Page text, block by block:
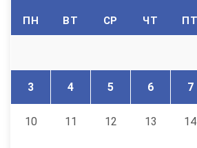
ПН ВТ СР ЧТ ПТ
3 4 5 6 7
10 11 12 13 14